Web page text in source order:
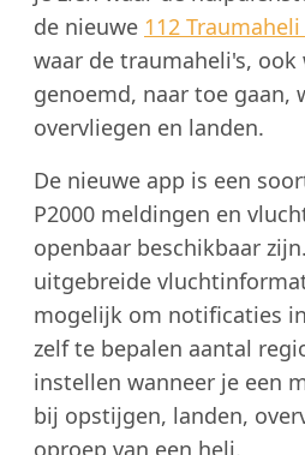
de nieuwe 112
waar de traumaheli's,
genoemd, naar toe gaan,
overvliegen en landen.
De nieuwe app is een
P2000 meldingen en
openbaar beschikbaar
uitgebreide
mogelijk om notificaties
zelf te bepalen aantal
instellen wanneer je een
bij opstijgen, landen,
oproep van een heli.